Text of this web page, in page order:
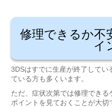
修理できるか不
イ
3DSはすでに生産が終了してい
ている方も多くいます。
ただ、症状次第では修理でき
ポイントを見ておくことが大切